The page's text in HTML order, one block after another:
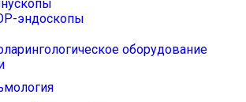
эндоскопы
оборудование